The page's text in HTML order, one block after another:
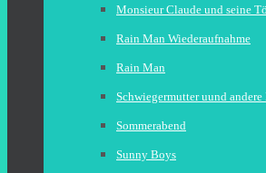
Monsieur Claude und seine
Rain Man Wiederaufnahme
Rain Man
Schwiegermutter uund andere
Sommerabend
Sunny Boys